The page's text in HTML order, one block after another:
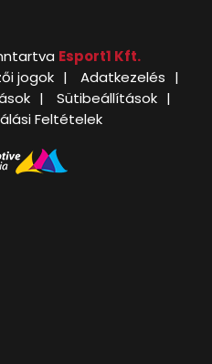
Esport1 Kft.
jogok
Adatkezelés
Sütibeállítások
Feltételek